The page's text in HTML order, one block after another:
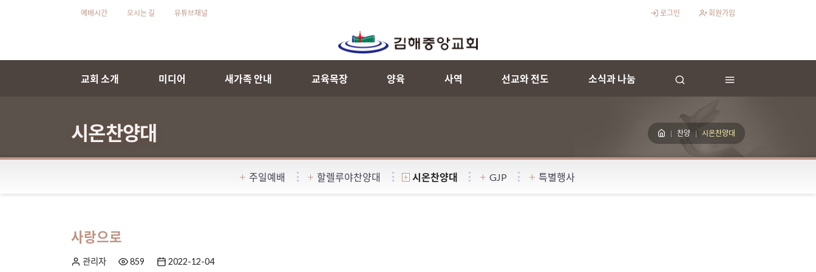
예배시간 오시는 길 유튜브채널 로그인 회원가입
교회 소개 미디어 새가족 안내 교육목장 양육 사역 선교와 전도 소식과 나눔
시온찬양대 찬양 시온찬양대
주일예배 할렐루야찬양대 시온찬양대 GJP 특별행사
사랑으로
관리자 859 2022-12-04